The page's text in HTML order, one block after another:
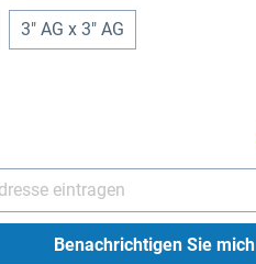
3" AG x 3" AG
Benachrichtigen Sie mich